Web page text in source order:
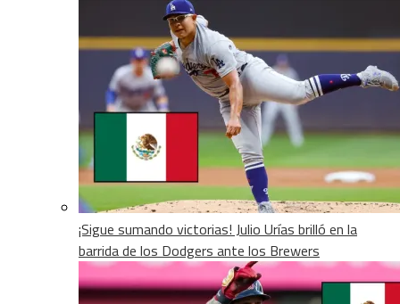
¡Sigue sumando victorias! Julio Urías brilló en la
barrida de los Dodgers ante los Brewers